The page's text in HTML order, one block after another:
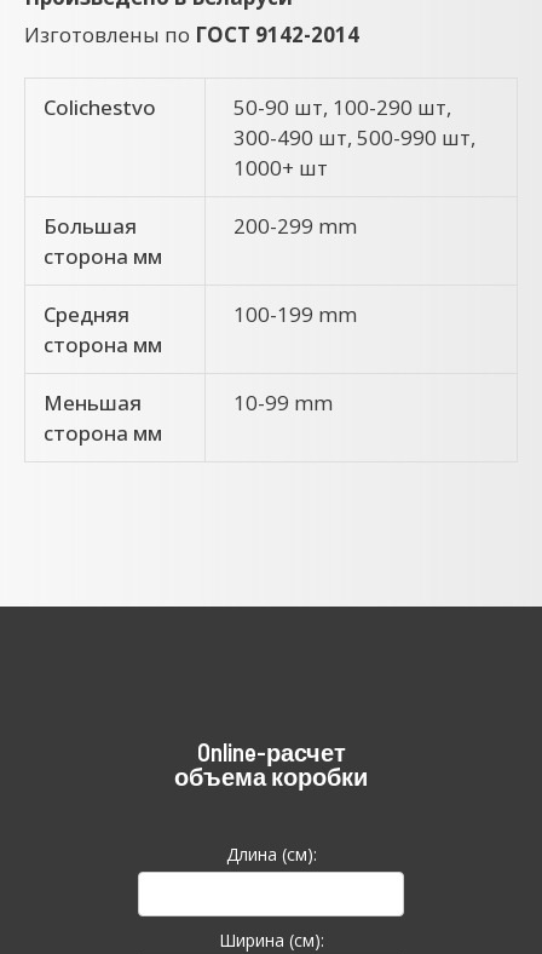
Изготовлены по ГОСТ 9142-2014
Colichestvo
50-90 шт, 100-290 шт,
300-490 шт, 500-990 шт,
1000+ шт
Большая
сторона мм
200-299 mm
Средняя
сторона мм
100-199 mm
Меньшая
сторона мм
10-99 mm
Online-расчет
объема коробки
Длина (см):
Ширина (см):